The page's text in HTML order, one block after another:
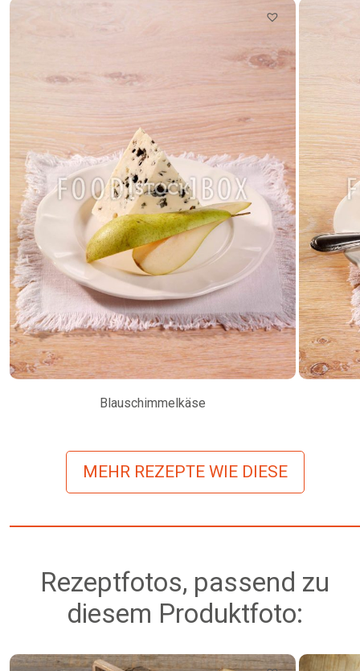
Blauschimmelkäse
MEHR REZEPTE WIE DIESE
Rezeptfotos, passend zu
diesem Produktfoto: